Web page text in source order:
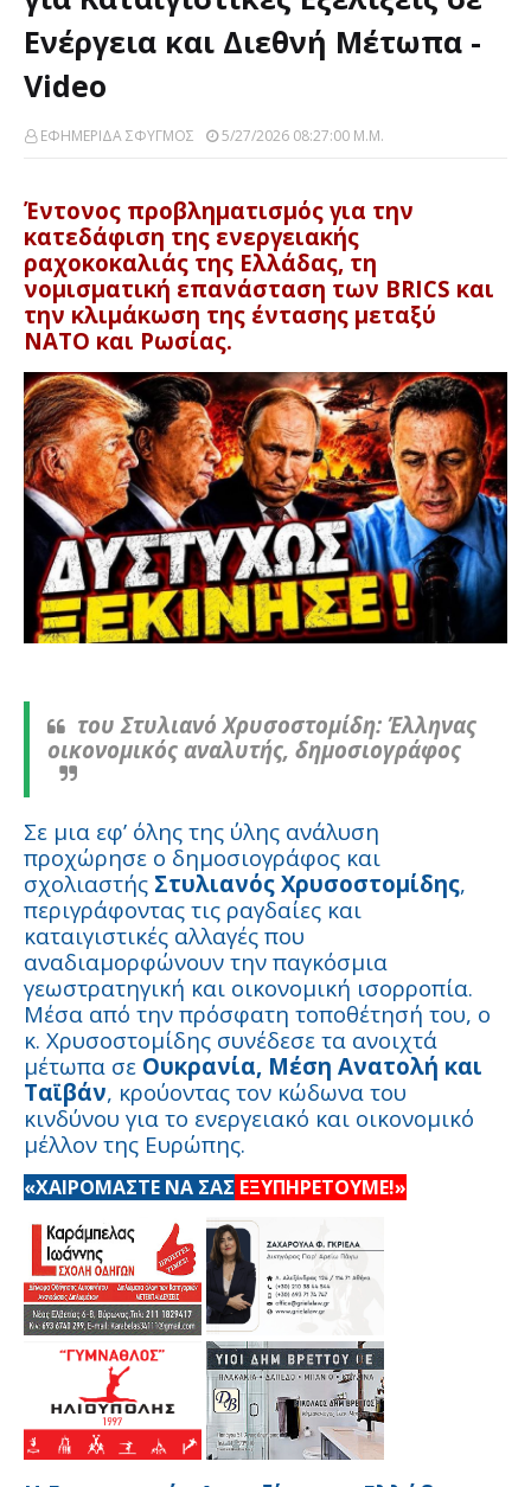
Ενέργεια και Διεθνή Μέτωπα -
Video
ΕΦΗΜΕΡΙΔΑ ΣΦΥΓΜΟΣ 5/27/2026 08:27:00 Μ.μ.
Έντονος προβληματισμός για την
κατεδάφιση της ενεργειακής
ραχοκοκαλιάς της Ελλάδας, τη
νομισματική επανάσταση των BRICS και
την κλιμάκωση της έντασης μεταξύ
ΝΑΤΟ και Ρωσίας.
του Στυλιανό Χρυσοστομίδη: Έλληνας
οικονομικός αναλυτής, δημοσιογράφος
Σε μια εφ’ όλης της ύλης ανάλυση
προχώρησε ο δημοσιογράφος και
σχολιαστής Στυλιανός Χρυσοστομίδης,
περιγράφοντας τις ραγδαίες και
καταιγιστικές αλλαγές που
αναδιαμορφώνουν την παγκόσμια
γεωστρατηγική και οικονομική ισορροπία.
Μέσα από την πρόσφατη τοποθέτησή του, ο
κ. Χρυσοστομίδης συνέδεσε τα ανοιχτά
μέτωπα σε Ουκρανία, Μέση Ανατολή και
Ταϊβάν, κρούοντας τον κώδωνα του
κινδύνου για το ενεργειακό και οικονομικό
μέλλον της Ευρώπης.
«ΧΑΙΡΟΜΑΣΤΕ ΝΑ ΣΑΣ ΕΞΥΠΗΡΕΤΟΥΜΕ!»